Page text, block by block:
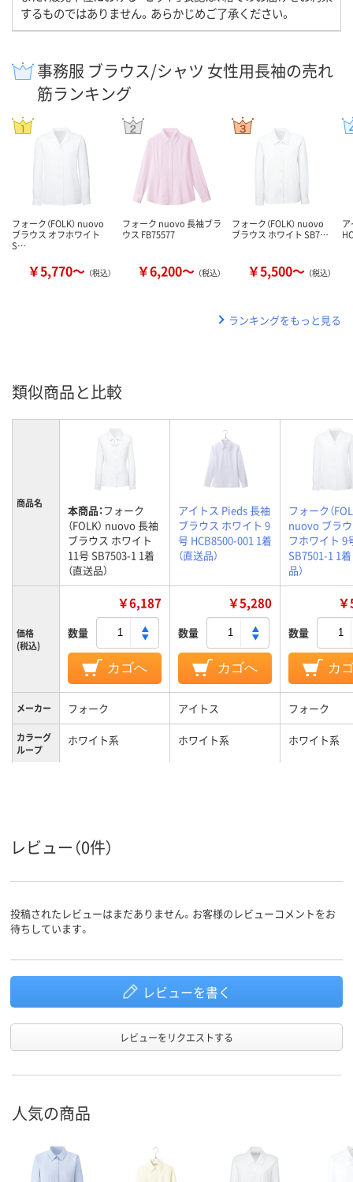
するものではありません。あらかじめご了承ください。
事務服 ブラウス/シャツ 女性用長袖の売れ
筋ランキング
フォーク（FOLK） nuovo
ブラウス オフホワイト
S…
￥5,770～ （税込）
フォーク nuovo 長袖ブラ
ウス FB75577
￥6,200～ （税込）
フォーク（FOLK） nuovo
ブラウス ホワイト SB7…
￥5,500～ （税込）
ランキングをもっと見る
類似商品と比較
商品名 本商品：フォーク
（FOLK） nuovo 長袖
ブラウス ホワイト
11号 SB7503-1 1着
（直送品）
アイトス Pieds 長袖
ブラウス ホワイト 9
号 HCB8500-001 1着
（直送品）
フォーク（
nuovo ブラ
フホワイト 9
SB7501-1 1着
品）
価格
(税込)
￥6,187
数量
カゴへ
￥5,280
数量
カゴへ
数量
カ
メーカー フォーク アイトス フォーク
カラーグ
ループ
ホワイト系 ホワイト系 ホワイト系
レビュー（0件）
投稿されたレビューはまだありません。お客様のレビューコメントをお
待ちしています。
レビューを書く
レビューをリクエストする
人気の商品